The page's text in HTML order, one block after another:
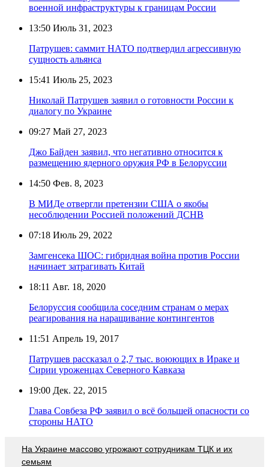
военной инфраструктуры к границам России
13:50 Июль 31, 2023
Патрушев: саммит НАТО подтвердил агрессивную
сущность альянса
15:41 Июль 25, 2023
Николай Патрушев заявил о готовности России к
диалогу по Украине
09:27 Май 27, 2023
Джо Байден заявил, что негативно относится к
размещению ядерного оружия РФ в Белоруссии
14:50 Фев. 8, 2023
В МИДе отвергли претензии США о якобы
несоблюдении Россией положений ДСНВ
07:18 Июль 29, 2022
Замгенсека ШОС: гибридная война против России
начинает затрагивать Китай
18:11 Авг. 18, 2020
Белоруссия сообщила соседним странам о мерах
реагирования на наращивание контингентов
11:51 Апрель 19, 2017
Патрушев рассказал о 2,7 тыс. воюющих в Ираке и
Сирии уроженцах Северного Кавказа
19:00 Дек. 22, 2015
Глава Совбеза РФ заявил о всё большей опасности со
стороны НАТО
На Украине массово угрожают сотрудникам ТЦК и их
семьям